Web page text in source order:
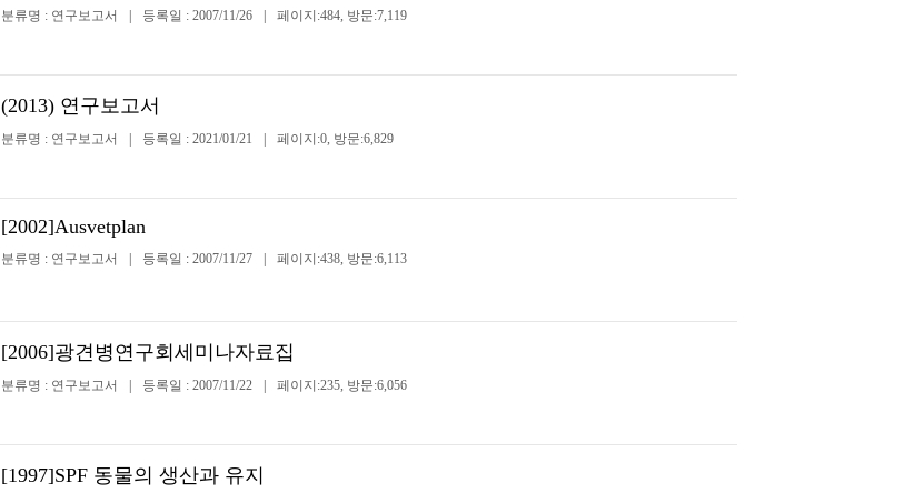
분류명 : 연구보고서 등록일 : 2007/11/26 페이지:484, 방문:7,119
(2013) 연구보고서
분류명 : 연구보고서 등록일 : 2021/01/21 페이지:0, 방문:6,829
[2002]Ausvetplan
분류명 : 연구보고서 등록일 : 2007/11/27 페이지:438, 방문:6,113
[2006]광견병연구회세미나자료집
분류명 : 연구보고서 등록일 : 2007/11/22 페이지:235, 방문:6,056
[1997]SPF 동물의 생산과 유지